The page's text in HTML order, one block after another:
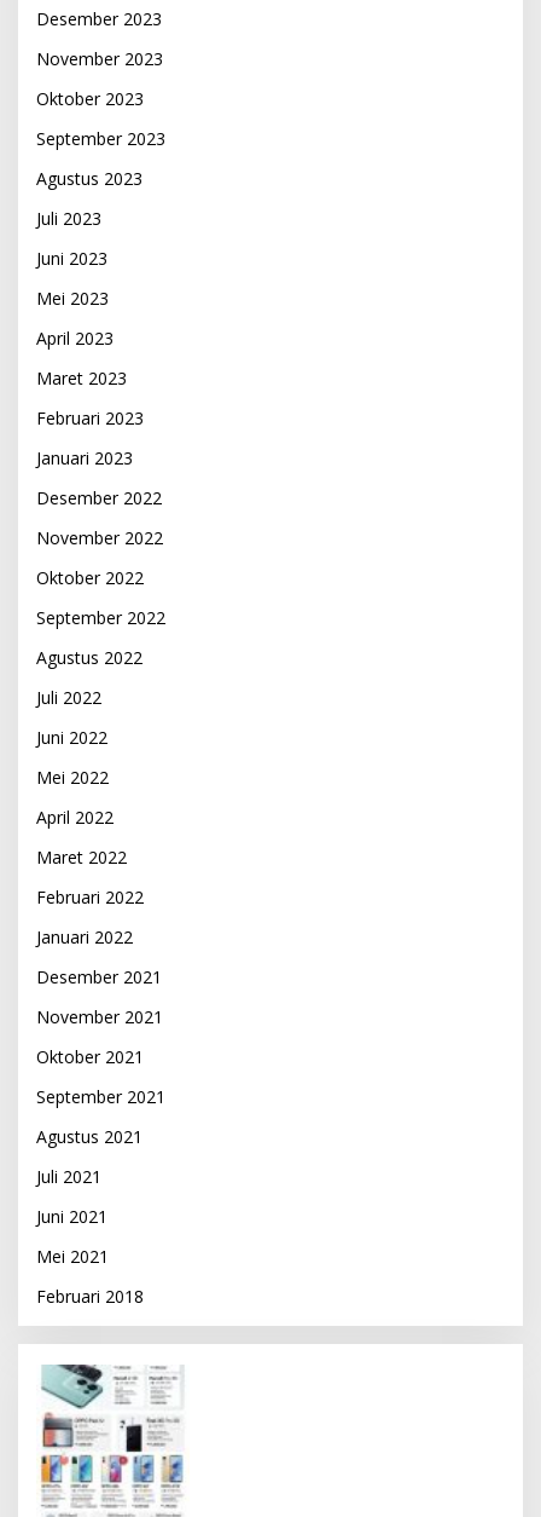
Desember 2023
November 2023
Oktober 2023
September 2023
Agustus 2023
Juli 2023
Juni 2023
Mei 2023
April 2023
Maret 2023
Februari 2023
Januari 2023
Desember 2022
November 2022
Oktober 2022
September 2022
Agustus 2022
Juli 2022
Juni 2022
Mei 2022
April 2022
Maret 2022
Februari 2022
Januari 2022
Desember 2021
November 2021
Oktober 2021
September 2021
Agustus 2021
Juli 2021
Juni 2021
Mei 2021
Februari 2018